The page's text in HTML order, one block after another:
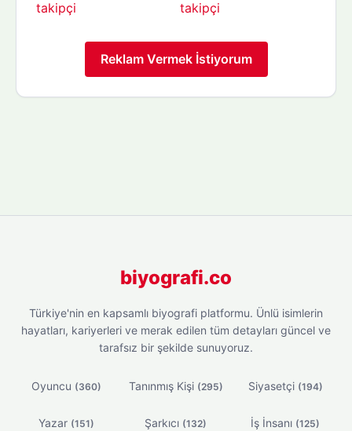
Reklam Vermek İstiyorum
biyografi.co
Türkiye'nin en kapsamlı biyografi platformu. Ünlü isimlerin
hayatları, kariyerleri ve merak edilen tüm detayları güncel ve
tarafsız bir şekilde sunuyoruz.
Oyuncu (360) Tanınmış Kişi (295) Siyasetçi (194)
Yazar (151) Şarkıcı (132) İş İnsanı (125)